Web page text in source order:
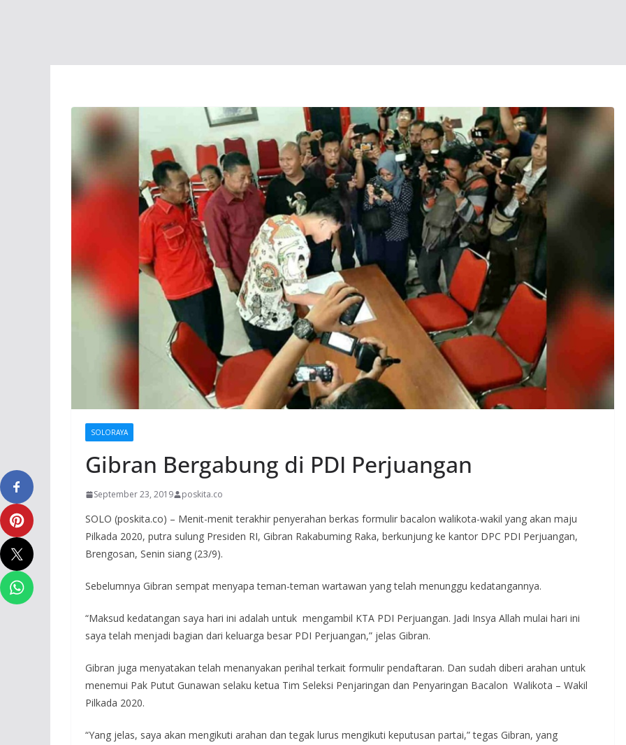
SOLORAYA
Gibran Bergabung di PDI Perjuangan
September 23, 2019 poskita.co
SOLO (poskita.co) – Menit-menit terakhir penyerahan berkas formulir bacalon walikota-wakil yang akan maju
Pilkada 2020, putra sulung Presiden RI, Gibran Rakabuming Raka, berkunjung ke kantor DPC PDI Perjuangan,
Brengosan, Senin siang (23/9).
Sebelumnya Gibran sempat menyapa teman-teman wartawan yang telah menunggu kedatangannya.
“Maksud kedatangan saya hari ini adalah untuk mengambil KTA PDI Perjuangan. Jadi Insya Allah mulai hari ini
saya telah menjadi bagian dari keluarga besar PDI Perjuangan,” jelas Gibran.
Gibran juga menyatakan telah menanyakan perihal terkait formulir pendaftaran. Dan sudah diberi arahan untuk
menemui Pak Putut Gunawan selaku ketua Tim Seleksi Penjaringan dan Penyaringan Bacalon Walikota – Wakil
Pilkada 2020.
“Yang jelas, saya akan mengikuti arahan dan tegak lurus mengikuti keputusan partai,” tegas Gibran, yang